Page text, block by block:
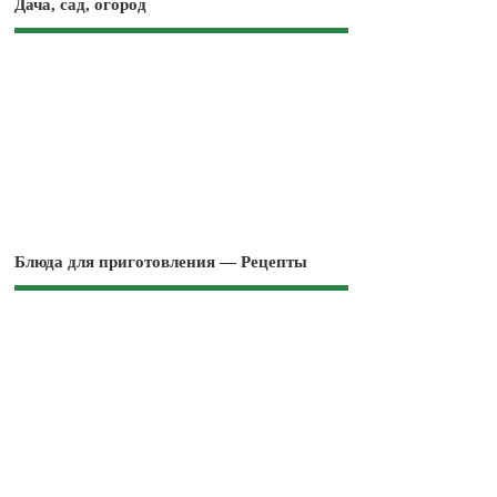
Дача, сад, огород
Блюда для приготовления — Рецепты